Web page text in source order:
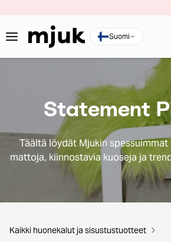
Suomi
Statement
Täältä löydät Mjukin
mattoja, kiinnostavia kuoseja ja
Kaikki huonekalut ja sisustustuotteet